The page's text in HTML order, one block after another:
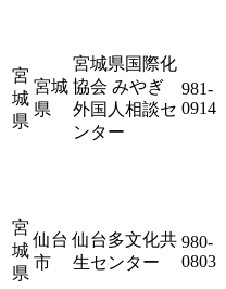
宮
城
県
宮城
県
宮城県国際化
協会 みやぎ
外国人相談セ
ンター
981-
0914
宮
城
県
仙台
市
仙台多文化共
生センター
980-
0803